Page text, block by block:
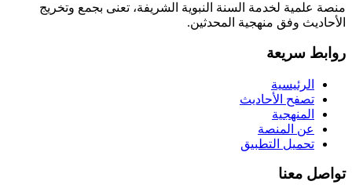
منصة علمية لخدمة السنة النبوية الشريفة، تعنى بجمع وتخريج
الأحاديث وفق منهجية المحدثين.
روابط سريعة
الرئيسية
تصفح الأحاديث
المنهجية
عن المنصة
تحميل التطبيق
تواصل معنا